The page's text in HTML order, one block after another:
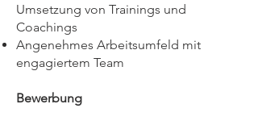
Umsetzung von Trainings und
Coachings
Angenehmes Arbeitsumfeld mit
engagiertem Team
Bewerbung